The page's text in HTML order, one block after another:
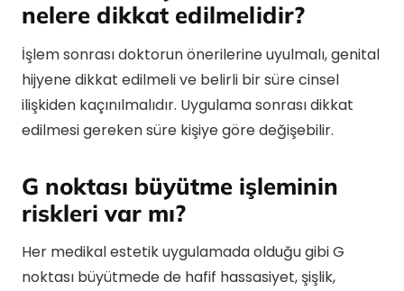
nelere dikkat edilmelidir?
İşlem sonrası doktorun önerilerine uyulmalı, genital
hijyene dikkat edilmeli ve belirli bir süre cinsel
ilişkiden kaçınılmalıdır. Uygulama sonrası dikkat
edilmesi gereken süre kişiye göre değişebilir.
G noktası büyütme işleminin
riskleri var mı?
Her medikal estetik uygulamada olduğu gibi G
noktası büyütmede de hafif hassasiyet, şişlik,